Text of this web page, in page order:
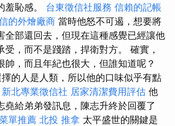
羞恥感。 台東徵信社服務 信賴的記帳
的外燴廠商 當時他怒不可遏，想要將
全部還回去，但現在這種感覺已經讓他
受，而不是踐踏，捍衛對方。 確實，
帥，而且年紀也很大，但誰知道呢？
的人是人類，所以他的口味似乎有點
新北專業徵信社 居家清潔費用評估 他
堯給弟弟發訊息，陳志升終於回覆了
單推薦 北投 推拿 太平盛世的關鍵是